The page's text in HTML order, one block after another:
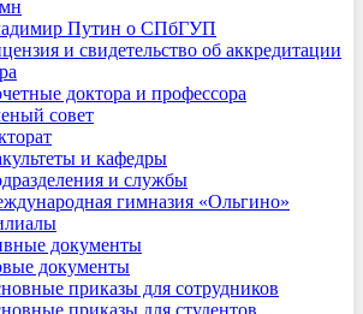
Путин о СПбГУП
и свидетельство об аккредитации
доктора и профессора
совет
и кафедры
и службы
гимназия «Ольгино»
документы
документы
приказы для сотрудников
приказы для студентов